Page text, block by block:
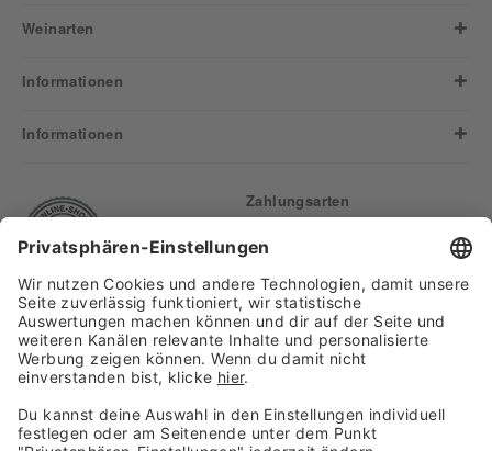
Weinarten
Informationen
Informationen
Versand
Zahlungsarten
Finden Sie uns auf: